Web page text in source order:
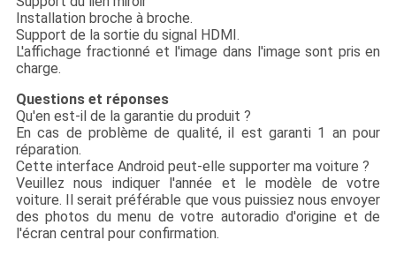
Installation broche à broche.
Support de la sortie du signal HDMI.
L'affichage fractionné et l'image dans l'image sont pris en
charge.
Questions et réponses
Qu'en est-il de la garantie du produit ?
En cas de problème de qualité, il est garanti 1 an pour
réparation.
Cette interface Android peut-elle supporter ma voiture ?
Veuillez nous indiquer l'année et le modèle de votre
voiture. Il serait préférable que vous puissiez nous envoyer
des photos du menu de votre autoradio d'origine et de
l'écran central pour confirmation.